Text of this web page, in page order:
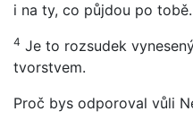
i na ty, co půjdou po tobě.
4 Je to rozsudek
tvorstvem.
Proč bys odporoval vůli